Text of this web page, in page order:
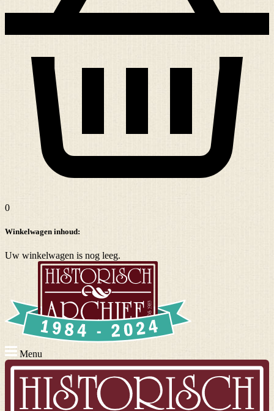
0
Winkelwagen inhoud:
Uw winkelwagen is nog leeg.
Menu